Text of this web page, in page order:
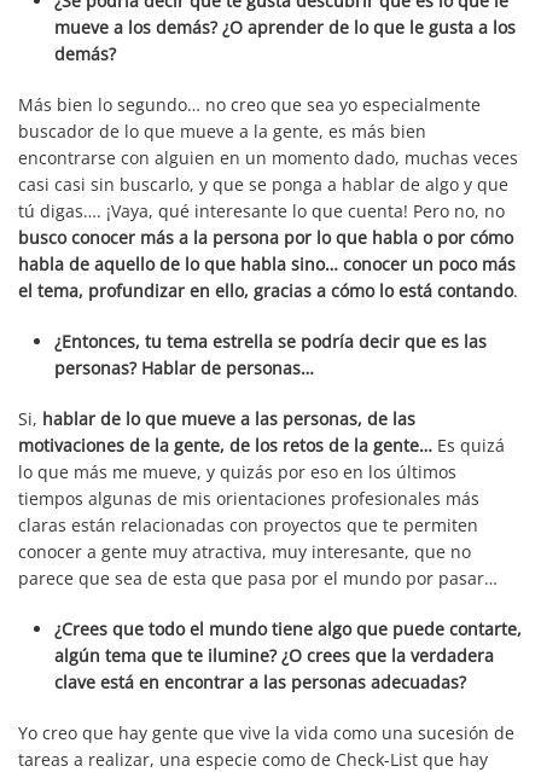
mueve a los demás? ¿O aprender de lo que le gusta a los
demás?
Más bien lo segundo… no creo que sea yo especialmente
buscador de lo que mueve a la gente, es más bien
encontrarse con alguien en un momento dado, muchas veces
casi casi sin buscarlo, y que se ponga a hablar de algo y que
tú digas…. ¡Vaya, qué interesante lo que cuenta! Pero no, no
busco conocer más a la persona por lo que habla o por cómo
habla de aquello de lo que habla sino… conocer un poco más
el tema, profundizar en ello, gracias a cómo lo está contando.
¿Entonces, tu tema estrella se podría decir que es las
personas? Hablar de personas…
Si, hablar de lo que mueve a las personas, de las
motivaciones de la gente, de los retos de la gente… Es quizá
lo que más me mueve, y quizás por eso en los últimos
tiempos algunas de mis orientaciones profesionales más
claras están relacionadas con proyectos que te permiten
conocer a gente muy atractiva, muy interesante, que no
parece que sea de esta que pasa por el mundo por pasar…
¿Crees que todo el mundo tiene algo que puede contarte,
algún tema que te ilumine? ¿O crees que la verdadera
clave está en encontrar a las personas adecuadas?
Yo creo que hay gente que vive la vida como una sucesión de
tareas a realizar, una especie como de Check-List que hay